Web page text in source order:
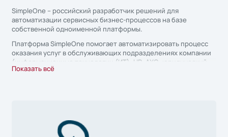
SimpleOne – российский разработчик решений для
автоматизации сервисных бизнес-процессов на базе
собственной одноименной платформы.
Платформа SimpleOne помогает автоматизировать процесс
оказания услуг в обслуживающих подразделениях компании
(информационные технологии (ИТ), HR, АХО, юридический
отдел и т.д) в соответствии с лучшими практиками
внедрения сервисного подхода и стремящихся к цифровой
трансформации бизнеса.
Показать всё